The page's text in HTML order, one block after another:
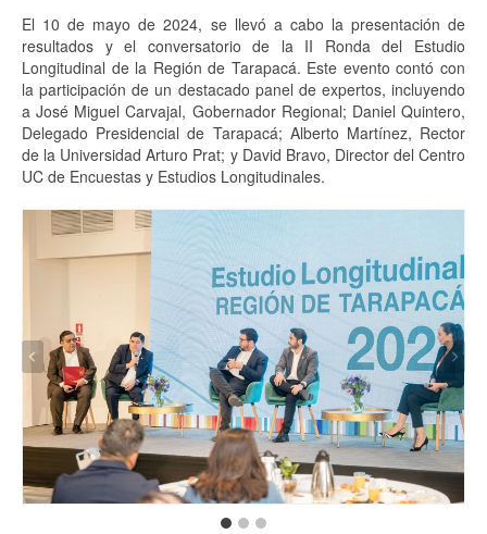
Análisis
Contacto
El 10 de mayo de 2024, se llevó a cabo la presentación de
resultados y el conversatorio de la II Ronda del Estudio
Longitudinal de la Región de Tarapacá. Este evento contó con
la participación de un destacado panel de expertos, incluyendo
a José Miguel Carvajal, Gobernador Regional; Daniel Quintero,
Delegado Presidencial de Tarapacá; Alberto Martínez, Rector
de la Universidad Arturo Prat; y David Bravo, Director del Centro
UC de Encuestas y Estudios Longitudinales.